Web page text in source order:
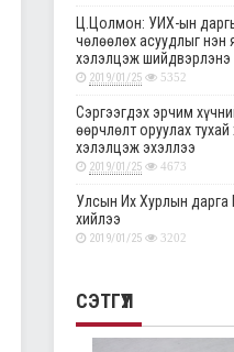
Ц.Цолмон: УИХ-ын
чөлөөлөх асуудлыг нэн
хэлэлцэж шийдвэрлэнэ
2019/01/25 5352
Сэргээгдэх эрчим
өөрчлөлт оруулах тухай
хэлэлцэж эхэллээ
2019/01/25 4673
Улсын Их Хурлын
хийлээ
2019/01/25 3202
холбоотой тогтоолын
хэлэлцүүлгийг дэмжлээ
2019/01/25 2879
СЭТГҮҮЛ